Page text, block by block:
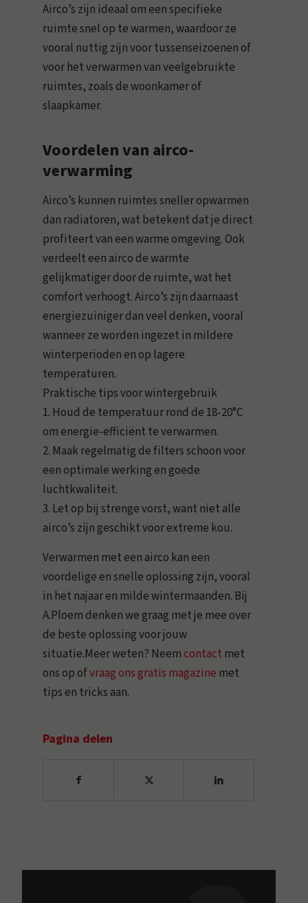
Airco’s zijn ideaal om een specifieke
ruimte snel op te warmen, waardoor ze
vooral nuttig zijn voor tussenseizoenen of
voor het verwarmen van veelgebruikte
ruimtes, zoals de woonkamer of
slaapkamer.
Voordelen van airco-
verwarming
Airco’s kunnen ruimtes sneller opwarmen
dan radiatoren, wat betekent dat je direct
profiteert van een warme omgeving. Ook
verdeelt een airco de warmte
gelijkmatiger door de ruimte, wat het
comfort verhoogt. Airco’s zijn daarnaast
energiezuiniger dan veel denken, vooral
wanneer ze worden ingezet in mildere
winterperioden en op lagere
temperaturen.
Praktische tips voor wintergebruik
1. Houd de temperatuur rond de 18-20°C
om energie-efficiënt te verwarmen.
2. Maak regelmatig de filters schoon voor
een optimale werking en goede
luchtkwaliteit.
3. Let op bij strenge vorst, want niet alle
airco’s zijn geschikt voor extreme kou.
Verwarmen met een airco kan een
voordelige en snelle oplossing zijn, vooral
in het najaar en milde wintermaanden. Bij
A.Ploem denken we graag met je mee over
de beste oplossing voor jouw
situatie.Meer weten? Neemcontact met
ons op ofvraag ons gratis magazine met
tips en tricks aan.
Pagina delen